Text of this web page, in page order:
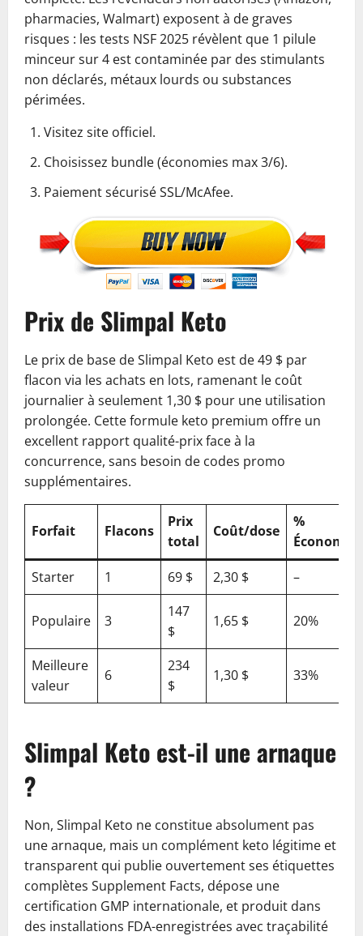
pharmacies, Walmart) exposent à de graves
risques : les tests NSF 2025 révèlent que 1 pilule
minceur sur 4 est contaminée par des stimulants
non déclarés, métaux lourds ou substances
périmées.
Visitez site officiel.
Choisissez bundle (économies max 3/6).
Paiement sécurisé SSL/McAfee.
Prix de Slimpal Keto
Le prix de base de Slimpal Keto est de 49 $ par
flacon via les achats en lots, ramenant le coût
journalier à seulement 1,30 $ pour une utilisation
prolongée. Cette formule keto premium offre un
excellent rapport qualité-prix face à la
concurrence, sans besoin de codes promo
supplémentaires.
Forfait Flacons
Prix
total
Coût/dose
%
Économie
Starter
1 69 $ 2,30 $ –
Populaire 3
147
$
1,65 $ 20%
Meilleure
valeur
6
234
$
1,30 $ 33%
Slimpal Keto est-il une arnaque
?
Non, Slimpal Keto ne constitue absolument pas
une arnaque, mais un complément keto légitime et
transparent qui publie ouvertement ses étiquettes
complètes Supplement Facts, dépose une
certification GMP internationale, et produit dans
des installations FDA-enregistrées avec traçabilité